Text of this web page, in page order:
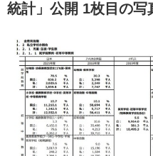
統計」公開 1枚目の写